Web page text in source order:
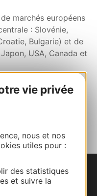
vie privée
nous et nos
utiles pour :
des statistiques
et suivre la
marchés européens
: Slovénie,
Bulgarie) et de
USA, Canada et
autour de Nîmes et
autour de
d’Occitanie du
de Toulouse